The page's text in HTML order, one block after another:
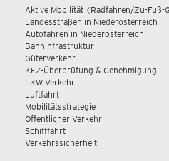
Aktive Mobilität (Radfahren/Zu-Fuß-
Landesstraßen in Niederösterreich
Autofahren in Niederösterreich
Bahninfrastruktur
Güterverkehr
KFZ-Überprüfung & Genehmigung
LKW Verkehr
Luftfahrt
Mobilitätsstrategie
Öffentlicher Verkehr
Schifffahrt
Verkehrssicherheit